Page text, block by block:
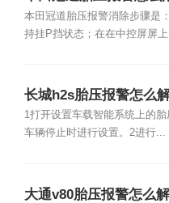
本田冠道胎压报警消除步骤是
持挂P挡状态；在在中控屏屏上
长城h2s胎压报警怎么
1打开设置车载智能系统上的
车辆停止时进行设置。2进行...
大通v80胎压报警怎么